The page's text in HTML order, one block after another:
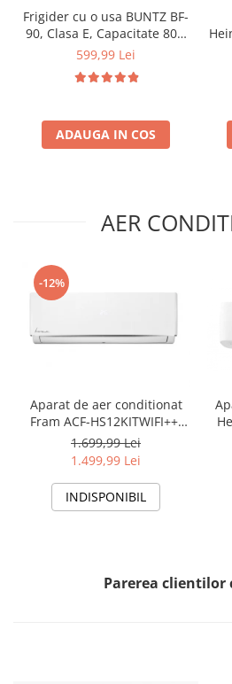
Frigider cu o usa BUNTZ BF-
90, Clasa E, Capacitate 80L,
Iluminare interioara,
cm, Alb
599,99 Lei
ADAUGA IN COS
AER
-12%
Aparat de aer conditionat
Fram ACF-HS12KITWIFI++,
12000 BTU, Wifi, Kit
instalare inclus, Functie
1.699,99 Lei
1.499,99 Lei
INDISPONIBIL
Parerea clientilor